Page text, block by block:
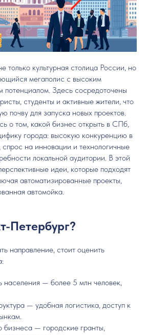
только культурная столица России, но
мегаполис с высоким
потенциалом. Здесь сосредоточены
студенты и активные жители, что
почву для запуска новых проектов.
о том, какой бизнес открыть в СПб,
города: высокую конкуренцию в
на инновации и технологичные
локальной аудитории. В этой
идеи, которые подходят
автоматизированные проекты,
автомойка.
Петербург?
направление, стоит оценить
населения — более 5 млн человек,
— удобная логистика, доступ к
— городские гранты,